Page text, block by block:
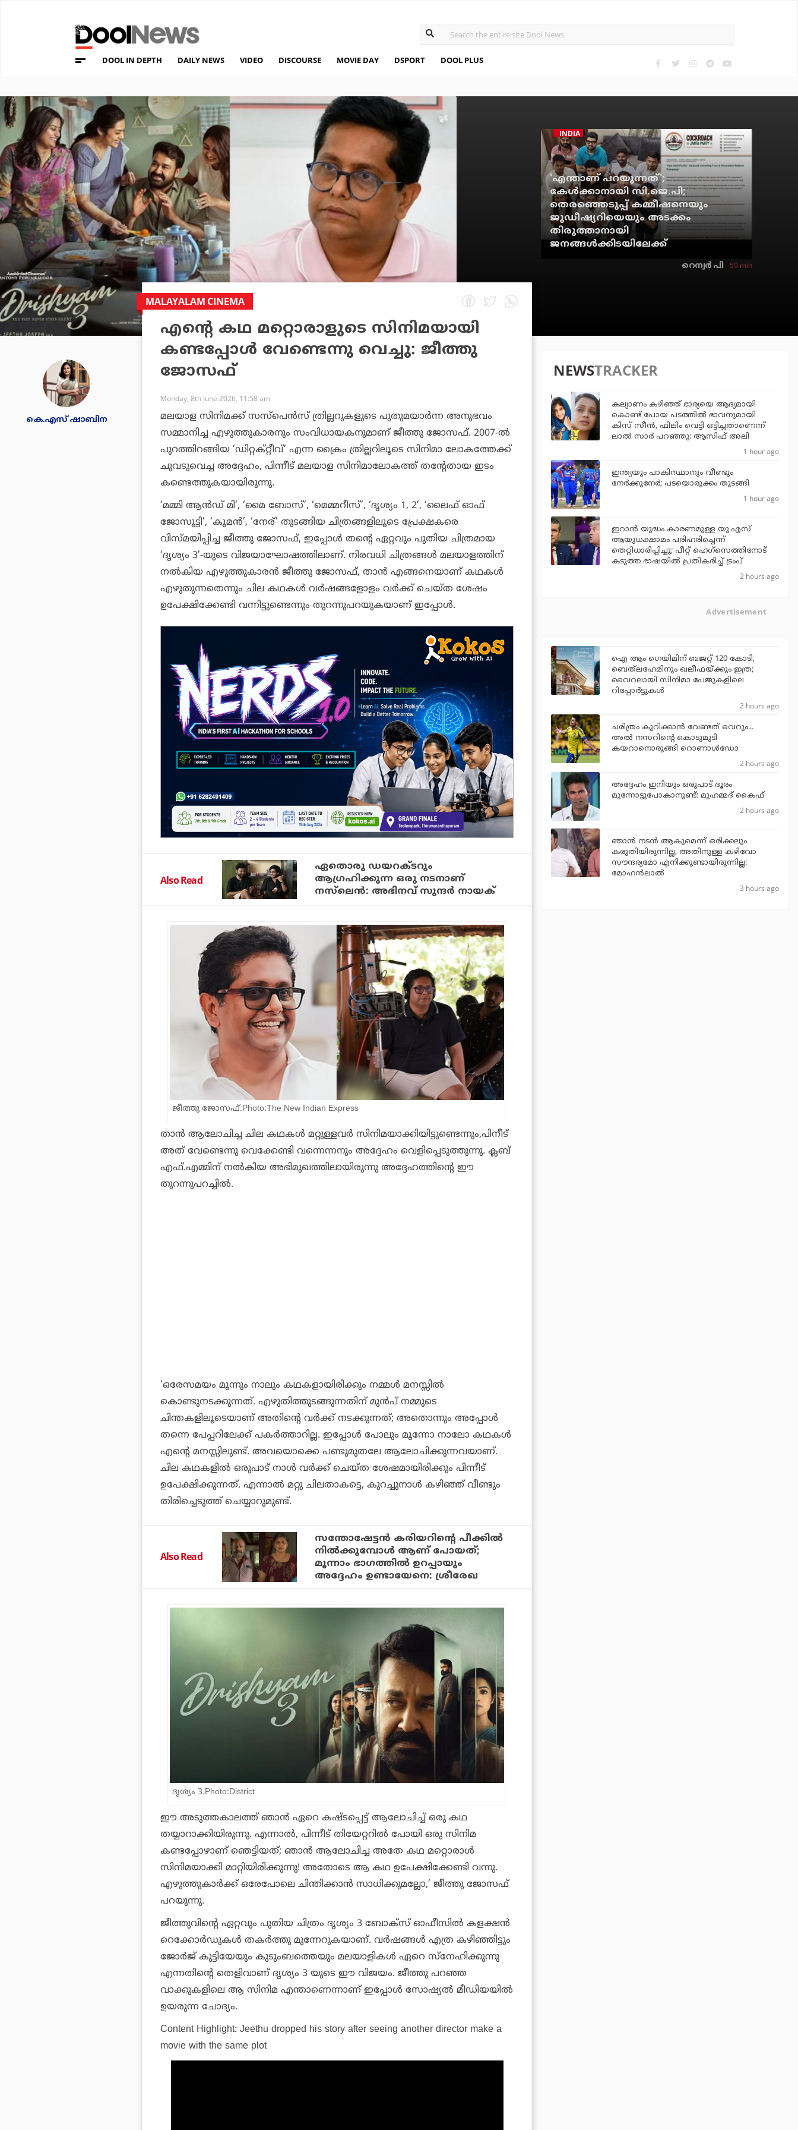
DOOL IN DEPTH DAILY NEWS VIDEO DISCOURSE MOVIE DAY DSPORT DOOL PLUS
INDIA
'എന്താണ് പറയുന്നത്';
കേള്‍ക്കാനായി സി.ജെ.പി;
തെരഞ്ഞെടുപ്പ് കമ്മീഷനെയും
ജുഡീഷ്യറിയെയും അടക്കം
തിരുത്താനായി
ജനങ്ങള്‍ക്കിടയിലേക്ക്
റെന്വര്‍ പി 59 min
കെ.എസ് ഷാബിന
MALAYALAM CINEMA
എന്റെ കഥ മറ്റൊരാളുടെ സിനിമയായി
കണ്ടപ്പോൾ വേണ്ടെന്നു വെച്ചു: ജീത്തു
ജോസഫ്
Monday, 8th June 2026, 11:58 am
മലയാള സിനിമക്ക് സസ്പെൻസ് ത്രില്ലറുകളുടെ പുതുമയാർന്ന അനുഭവം
സമ്മാനിച്ച എഴുത്തുകാരനും സംവിധായകനുമാണ് ജീത്തു ജോസഫ്. 2007-ൽ
പുറത്തിറങ്ങിയ ‘ഡിറ്റക്റ്റീവ്’ എന്ന ക്രൈം ത്രില്ലറിലൂടെ സിനിമാ ലോകത്തേക്ക്
ചുവടുവെച്ച അദ്ദേഹം, പിന്നീട് മലയാള സിനിമാലോകത്ത് തന്റേതായ ഇടം
കണ്ടെത്തുകയായിരുന്നു.
‘മമ്മി ആൻഡ് മി’, ‘മൈ ബോസ്’, ‘മെമ്മറീസ്’, ‘ദൃശ്യം 1, 2’, ‘ലൈഫ് ഓഫ്
ജോസൂട്ടി’, ‘കൂമൻ’, ‘നേര്’ തുടങ്ങിയ ചിത്രങ്ങളിലൂടെ പ്രേക്ഷകരെ
വിസ്മയിപ്പിച്ച ജീത്തു ജോസഫ്, ഇപ്പോൾ തന്റെ ഏറ്റവും പുതിയ ചിത്രമായ
‘ദൃശ്യം 3’-യുടെ വിജയാഘോഷത്തിലാണ്. നിരവധി ചിത്രങ്ങൾ മലയാളത്തിന്
നൽകിയ എഴുത്തുകാരൻ ജീത്തു ജോസഫ്, താൻ എങ്ങനെയാണ് കഥകൾ
എഴുതുന്നതെന്നും ചില കഥകൾ വർഷങ്ങളോളം വർക്ക് ചെയ്ത ശേഷം
ഉപേക്ഷിക്കേണ്ടി വന്നിട്ടുണ്ടെന്നും തുറന്നുപറയുകയാണ് ഇപ്പോൾ.
Also Read
ഏതൊരു ഡയറക്ടറും
ആഗ്രഹിക്കുന്ന ഒരു നടനാണ്
നസ്‌ലെന്‍: അഭിനവ് സുന്ദർ നായക്
ജീത്തു ജോസഫ്.Photo:The New Indian Express
താൻ ആലോചിച്ച ചില കഥകൾ മറ്റുള്ളവർ സിനിമയാക്കിയിട്ടുണ്ടെന്നും,പിനീട്
അത് വേണ്ടെന്നു വെക്കേണ്ടി വന്നെന്നനും അദ്ദേഹം വെളിപ്പെടുത്തുന്നു. ക്ലബ്
എഫ്.എമ്മിന് നൽകിയ അഭിമുഖത്തിലായിരുന്നു അദ്ദേഹത്തിന്റെ ഈ
തുറന്നുപറച്ചിൽ.
‘ഒരേസമയം മൂന്നും നാലും കഥകളായിരിക്കും നമ്മൾ മനസ്സിൽ
കൊണ്ടുനടക്കുന്നത്. എഴുതിത്തുടങ്ങുന്നതിന് മുൻപ് നമ്മുടെ
ചിന്തകളിലൂടെയാണ് അതിന്റെ വർക്ക് നടക്കുന്നത്; അതൊന്നും അപ്പോൾ
തന്നെ പേപ്പറിലേക്ക് പകർത്താറില്ല. ഇപ്പോൾ പോലും മൂന്നോ നാലോ കഥകൾ
എന്റെ മനസ്സിലുണ്ട്. അവയൊക്കെ പണ്ടുമുതലേ ആലോചിക്കുന്നവയാണ്.
ചില കഥകളിൽ ഒരുപാട് നാൾ വർക്ക് ചെയ്ത ശേഷമായിരിക്കും പിന്നീട്
ഉപേക്ഷിക്കുന്നത്. എന്നാൽ മറ്റു ചിലതാകട്ടെ, കുറച്ചുനാൾ കഴിഞ്ഞ് വീണ്ടും
തിരിച്ചെടുത്ത് ചെയ്യാറുമുണ്ട്.
Also Read
സന്തോഷേട്ടൻ കരിയറിന്റെ പീക്കിൽ
നിൽക്കുമ്പോൾ ആണ് പോയത്;
മൂന്നാം ഭാഗത്തിൽ ഉറപ്പായും
അദ്ദേഹം ഉണ്ടായേനെ: ശ്രീരേഖ
ദൃശ്യം 3.Photo:District
ഈ അടുത്തകാലത്ത് ഞാൻ ഏറെ കഷ്ടപ്പെട്ട് ആലോചിച്ച് ഒരു കഥ
തയ്യാറാക്കിയിരുന്നു. എന്നാൽ, പിന്നീട് തിയേറ്ററിൽ പോയി ഒരു സിനിമ
കണ്ടപ്പോഴാണ് ഞെട്ടിയത്; ഞാൻ ആലോചിച്ച അതേ കഥ മറ്റൊരാൾ
സിനിമയാക്കി മാറ്റിയിരിക്കുന്നു! അതോടെ ആ കഥ ഉപേക്ഷിക്കേണ്ടി വന്നു.
എഴുത്തുകാർക്ക് ഒരേപോലെ ചിന്തിക്കാൻ സാധിക്കുമല്ലോ,’ ജീത്തു ജോസഫ്
പറയുന്നു.
ജീത്തുവിന്റെ ഏറ്റവും പുതിയ ചിത്രം ദൃശ്യം 3 ബോക്സ് ഓഫീസിൽ കളക്ഷൻ
റെക്കോർഡുകൾ തകർത്തു മുന്നേറുകയാണ്. വർഷങ്ങൾ എത്ര കഴിഞ്ഞിട്ടും
ജോർജ് കുട്ടിയേയും കുടുംബത്തെയും മലയാളികൾ ഏറെ സ്നേഹിക്കുന്നു
എന്നതിന്റെ തെളിവാണ് ദൃശ്യം 3 യുടെ ഈ വിജയം. ജീത്തു പറഞ്ഞ
വാക്കുകളിലെ ആ സിനിമ എന്താണെന്നാണ് ഇപ്പോൾ സോഷ്യൽ മീഡിയയിൽ
ഉയരുന്ന ചോദ്യം.
Content Highlight: Jeethu dropped his story after seeing another director make a
movie with the same plot
NEWSTRACKER
കല്യാണം കഴിഞ്ഞ് ഭാര്യയെ ആദ്യമായി
കൊണ്ട് പോയ പടത്തില്‍ ഭാവനുമായി
കിസ് സീന്‍, ഫിലിം വെട്ടി ഒട്ടിച്ചതാണെന്ന്
ലാല്‍ സാര്‍ പറഞ്ഞു: ആസിഫ് അലി
1 hour ago
ഇന്ത്യയും പാകിസ്ഥാനും വീണ്ടും
നേര്‍ക്കുനേര്‍; പടയൊരുക്കം തുടങ്ങി
1 hour ago
ഇറാന്‍ യുദ്ധം കാരണമുള്ള യു.എസ്
ആയുധക്ഷാമം പരിഹരിച്ചെന്ന്
തെറ്റിധാരിപ്പിച്ചു; പീറ്റ് ഹെഗ്‌സെത്തിനോട്
കടുത്ത ഭാഷയില്‍ പ്രതികരിച്ച് ട്രംപ്
2 hours ago
Advertisement
ഐ ആം ഗെയിമിന് ബജറ്റ് 120 കോടി,
ബെത്‌ലഹേമിനും ഖലീഫയ്ക്കും ഇത്ര;
വൈറലായി സിനിമാ പേജുകളിലെ
റിപ്പോര്‍ട്ടുകള്‍
2 hours ago
ചരിത്രം കുറിക്കാന്‍ വേണ്ടത് വെറും...
അല്‍ നസറിന്റെ കൊടുമുടി
കയറാനൊരുങ്ങി റൊണാള്‍ഡോ
2 hours ago
അദ്ദേഹം ഇനിയും ഒരുപാട് ദൂരം
മുന്നോട്ടുപോകാനുണ്ട്: മുഹമ്മദ് കൈഫ്
2 hours ago
ഞാൻ നടൻ ആകുമെന്ന് ഒരിക്കലും
കരുതിയിരുന്നില്ല, അതിനുള്ള കഴിവോ
സൗന്ദര്യമോ എനിക്കുണ്ടായിരുന്നില്ല:
മോഹൻലാൽ
3 hours ago